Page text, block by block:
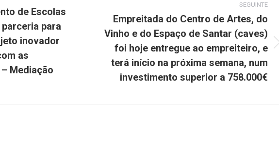
de Escolas
para
inovador
as
Mediação
SEGUINTE
Next
post:
Empreitada do Centro de Artes, do
Vinho e do Espaço de Santar (caves)
foi hoje entregue ao empreiteiro, e
terá início na próxima semana, num
investimento superior a 758.000€